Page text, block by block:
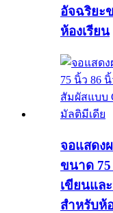
อัจฉริยะ
ห้องเรียน
จอแสดง
ขนาด
เขียนแล
สำหรับห้